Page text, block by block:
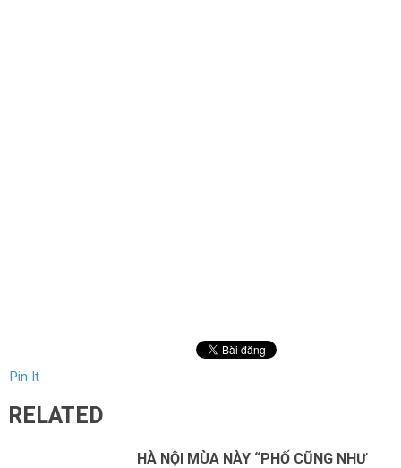
Pin It
RELATED
HÀ NỘI MÙA NÀY “PHỐ CŨNG NHƯ